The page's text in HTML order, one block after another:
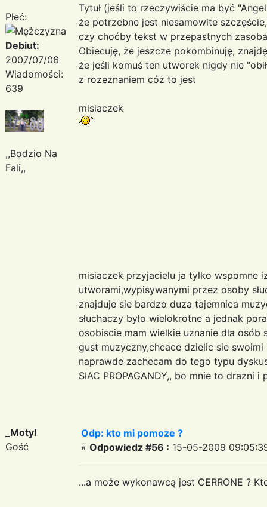
Płeć:
Debiut:
2007/07/06
Wiadomości:
639
,,Bodzio Na
Fali,,
Tytuł (jeśli to rzeczywiście ma być
że potrzebne jest niesamowite
czy choćby tekst w przepastnych
Obiecuję, że jeszcze pokombinuję,
że jeśli komuś ten utworek nigdy nie
z rozeznaniem cóż to jest
misiaczek
misiaczek przyjacielu ja tylko wspomne
utworami,wypisywanymi przez osoby
znajduje sie bardzo duza tajemnica
słuchaczy było wielokrotne a jednak
osobiscie mam wielkie uznanie dla
gust muzyczny,chcace dzielic sie
naprawde zachecam do tego typu
SIAC PROPAGANDY,, bo mnie to drazni
_Motyl
Gość
Odp: kto mi pomoze ?
« Odpowiedz #56 : 15-05-2009
...a może wykonawcą jest CERRONE ?